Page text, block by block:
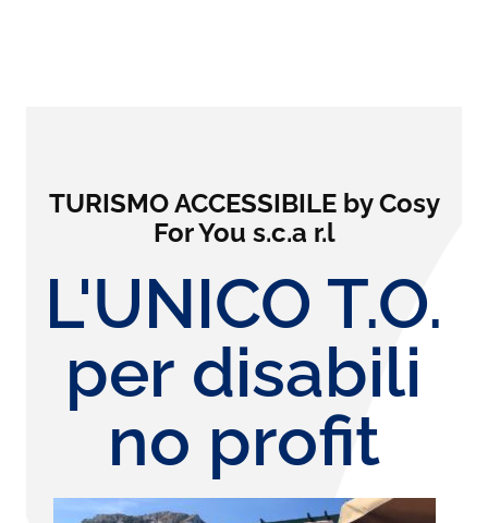
TURISMO ACCESSIBILE by Cosy
For You s.c.a r.l
L'UNICO T.O.
per disabili
no profit